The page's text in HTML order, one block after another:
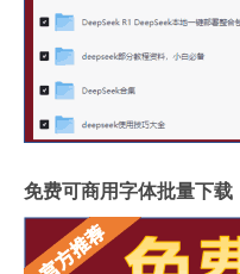
免费可商用字体批量下载